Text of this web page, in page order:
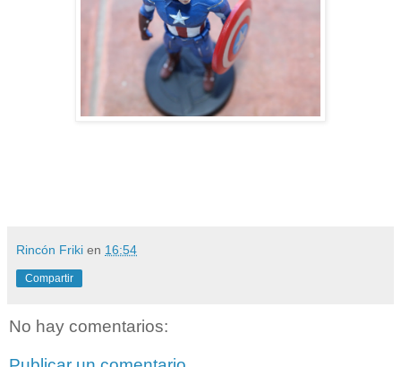
Rincón Friki en 16:54
Compartir
No hay comentarios: